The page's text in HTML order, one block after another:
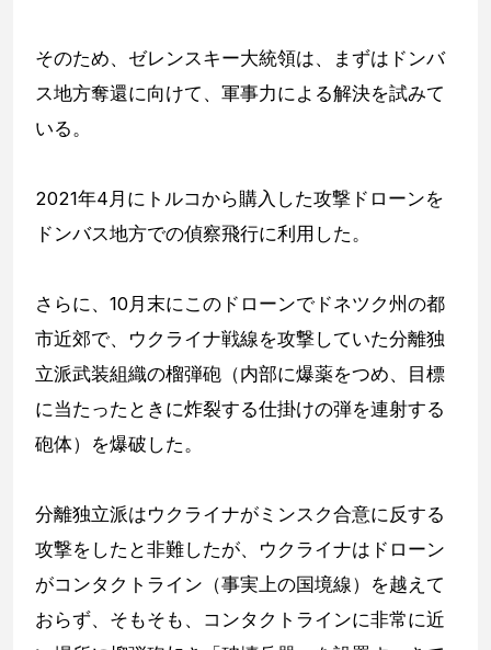
そのため、ゼレンスキー大統領は、まずはドンバ
ス地方奪還に向けて、軍事力による解決を試みて
いる。
2021年4月にトルコから購入した攻撃ドローンを
ドンバス地方での偵察飛行に利用した。
さらに、10月末にこのドローンでドネツク州の都
市近郊で、ウクライナ戦線を攻撃していた分離独
立派武装組織の榴弾砲（内部に爆薬をつめ、目標
に当たったときに炸裂する仕掛けの弾を連射する
砲体）を爆破した。
分離独立派はウクライナがミンスク合意に反する
攻撃をしたと非難したが、ウクライナはドローン
がコンタクトライン（事実上の国境線）を越えて
おらず、そもそも、コンタクトラインに非常に近